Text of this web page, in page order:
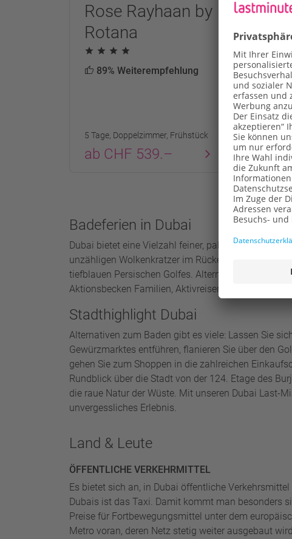
Rose Rayhaan by
Rotana
89% Weiterempfehlung
5 Tage, Doppelzimmer, Frühstück
ab CHF 539.–
Al
86%
5 Tage,
ab
Badeferien in Dubai
Dubai bietet eine Vielzahl feiner, palmengesäumter
unzähligen Wolkenkratzer im Rücken erholen Sie
tiefblauen Persischen Golfes. Alternativ locken
Aktionsbecken Familien, Aktivreisende und
Stadthighlight Dubai
Alternativen zum Baden gibt es viele: Lassen Sie
Gewürzmarktes entführen, flanieren Sie über den
gehen Sie zum Shoppen in die zahlreichen
Rundblick über die Stadt von der 124. Etage des
die raue Natur der Wüste. Mit unseren Dubai Last-
unvergessliches Erlebnis.
Land & Leute
ÖFFENTLICHE VERKEHRMITTEL
Es bietet sich an, in Dubai öffentliche
Dubais ist das Taxi. Damit kommt man besonders
Preise für Fortbewegungsmittel unter dem
Metro voran, deren Netz stetig weiter ausgebaut